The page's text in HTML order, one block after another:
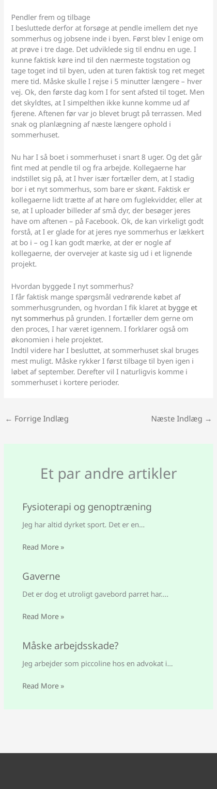
Pendler frem og tilbage
I besluttede derfor at forsøge at pendle imellem det nye
sommerhus og jobsene inde i byen. Først blev I enige om
at prøve i tre dage. Det udviklede sig til endnu en uge. I
kunne faktisk køre ind til den nærmeste togstation og
tage toget ind til byen, uden at turen faktisk tog ret meget
mere tid. Måske skulle I rejse i 5 minutter længere – hver
vej. Ok, den første dag kom I for sent afsted til toget. Men
det skyldtes, at I simpelthen ikke kunne komme ud af
fjerene. Aftenen før var jo blevet brugt på terrassen. Med
snak og planlægning af næste længere ophold i
sommerhuset.
Nu har I så boet i sommerhuset i snart 8 uger. Og det går
fint med at pendle til og fra arbejde. Kollegaerne har
indstillet sig på, at I hver især fortæller dem, at I stadig
bor i et nyt sommerhus, som bare er skønt. Faktisk er
kollegaerne lidt trætte af at høre om fuglekvidder, eller at
se, at I uploader billeder af små dyr, der besøger jeres
have om aftenen – på Facebook. Ok, de kan virkeligt godt
forstå, at I er glade for at jeres nye sommerhus er lækkert
at bo i – og I kan godt mærke, at der er nogle af
kollegaerne, der overvejer at kaste sig ud i et lignende
projekt.
Hvordan byggede I nyt sommerhus?
I får faktisk mange spørgsmål vedrørende købet af
sommerhusgrunden, og hvordan I fik klaret at bygge et
nyt sommerhus på grunden. I fortæller dem gerne om
den proces, I har været igennem. I forklarer også om
økonomien i hele projektet.
Indtil videre har I besluttet, at sommerhuset skal bruges
mest muligt. Måske rykker I først tilbage til byen igen i
løbet af september. Derefter vil I naturligvis komme i
sommerhuset i kortere perioder.
← Forrige Indlæg Næste Indlæg →
Et par andre artikler
Fysioterapi og genoptræning
Jeg har altid dyrket sport. Det er en…
Read More »
Gaverne
Det er dog et utroligt gavebord parret har.…
Read More »
Måske arbejdsskade?
Jeg arbejder som piccoline hos en advokat i…
Read More »